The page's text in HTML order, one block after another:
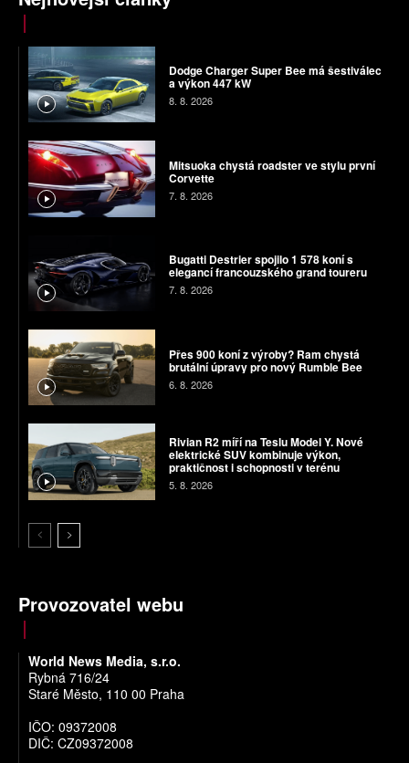
Dodge Charger Super Bee má šestiválec
a výkon 447 kW
8. 8. 2026
Mitsuoka chystá roadster ve stylu první
Corvette
7. 8. 2026
Bugatti Destrier spojilo 1 578 koní s
elegancí francouzského grand toureru
7. 8. 2026
Přes 900 koní z výroby? Ram chystá
brutální úpravy pro nový Rumble Bee
6. 8. 2026
Rivian R2 míří na Teslu Model Y. Nové
elektrické SUV kombinuje výkon,
praktičnost i schopnosti v terénu
5. 8. 2026
Provozovatel webu
World News Media, s.r.o.
Rybná 716/24
Staré Město, 110 00 Praha
IČO: 09372008
DIČ: CZ09372008